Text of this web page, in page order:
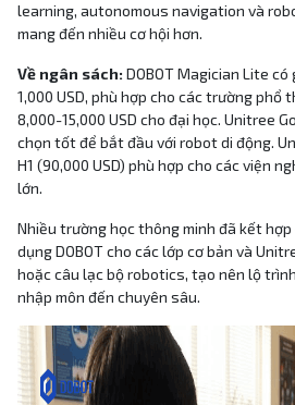
learning, autonomous navigation và
mang đến nhiều cơ hội hơn.
Về ngân sách: DOBOT Magician Lite
1,000 USD, phù hợp cho các trường phổ
8,000-15,000 USD cho đại học. Unitree
chọn tốt để bắt đầu với robot di động.
H1 (90,000 USD) phù hợp cho các viện
lớn.
Nhiều trường học thông minh đã kết
dụng DOBOT cho các lớp cơ bản và
hoặc câu lạc bộ robotics, tạo nên lộ
nhập môn đến chuyên sâu.